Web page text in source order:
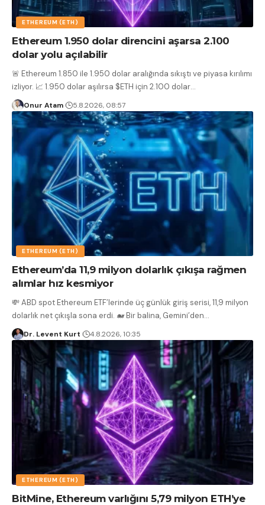
ETHEREUM (ETH)
Ethereum 1.950 dolar direncini aşarsa 2.100
dolar yolu açılabilir
🚨 Ethereum 1.850 ile 1.950 dolar aralığında sıkıştı ve piyasa kırılımı
izliyor. 📈 1.950 dolar aşılırsa $ETH için 2.100 dolar…
Onur Atam 5.8.2026, 08:57
ETHEREUM (ETH)
Ethereum’da 11,9 milyon dolarlık çıkışa rağmen
alımlar hız kesmiyor
💸 ABD spot Ethereum ETF’lerinde üç günlük giriş serisi, 11,9 milyon
dolarlık net çıkışla sona erdi. 🐋 Bir balina, Gemini’den…
Dr. Levent Kurt 4.8.2026, 10:35
ETHEREUM (ETH)
BitMine, Ethereum varlığını 5,79 milyon ETH’ye